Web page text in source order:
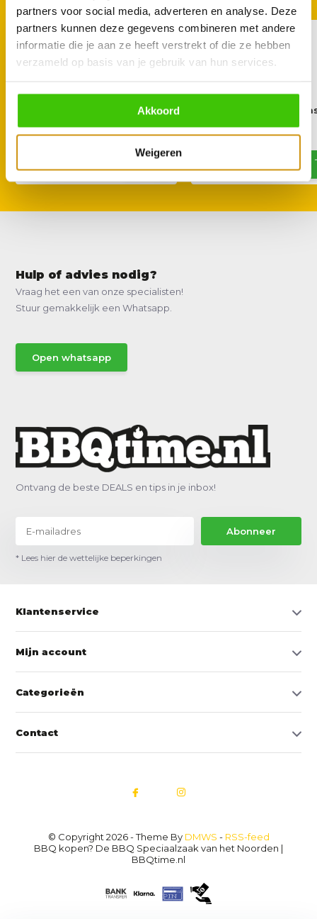
partners voor social media, adverteren en analyse. Deze
partners kunnen deze gegevens combineren met andere
informatie die je aan ze heeft verstrekt of die ze hebben
verzameld op basis van je gebruik van hun services.
Akkoord
Weigeren
Enders Maveriq Gas
Enders Nelson
Hulp of advies nodig?
Vraag het een van onze specialisten!
Stuur gemakkelijk een Whatsapp.
Open whatsapp
Ontvang de beste DEALS en tips in je inbox!
Abonneer
* Lees hier de wettelijke beperkingen
Klantenservice
Mijn account
Categorieën
Contact
© Copyright 2026 - Theme By DMWS - RSS-feed
BBQ kopen? De BBQ Speciaalzaak van het Noorden |
BBQtime.nl